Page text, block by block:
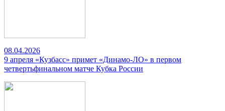
08.04.2026
9 апреля «Кузбасс» примет «Динамо-ЛО» в первом
четвертьфинальном матче Кубка России